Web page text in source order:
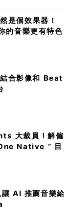
是個效果器！
音樂更有特色
合影像和 Beat
大裁員！解僱
Native ” 目
AI 推薦音樂給